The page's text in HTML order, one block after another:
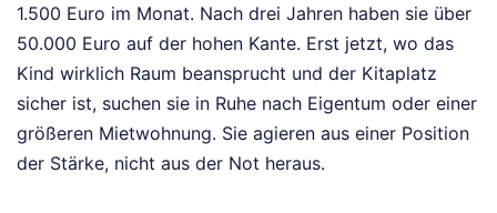
1.500 Euro im Monat. Nach drei Jahren haben sie über
50.000 Euro auf der hohen Kante. Erst jetzt, wo das
Kind wirklich Raum beansprucht und der Kitaplatz
sicher ist, suchen sie in Ruhe nach Eigentum oder einer
größeren Mietwohnung. Sie agieren aus einer Position
der Stärke, nicht aus der Not heraus.